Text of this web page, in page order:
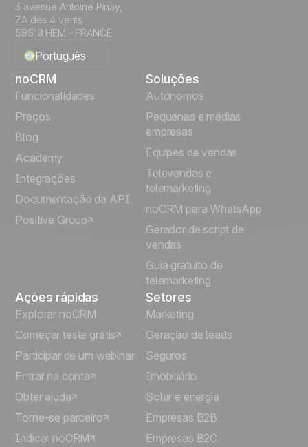
3 avenue Antoine Pinay,
ZA des 4 vents
59510 HEM - FRANCE
Português
English
Français
Español
Italiano
Deutsch
noCRM
Funcionalidades
Preços
Blog
Academy
Integrações
Documentação da API
Positive Group
Soluções
Autônomos
Pequenas e médias
empresas
Equipes de vendas
Televendas e
telemarketing
noCRM para WhatsApp
Gerador de script de
vendas
Guia gratuito de
telemarketing
Ações rápidas
Explorar noCRM
Começar teste grátis
Participar de um webinar
Entrar na conta
Obter ajuda
Torne-se parceiro
Indicar noCRM
Setores
Marketing
Geração de leads
Seguros
Imobiliário
Solar e energia
Empresas B2B
Empresas B2C